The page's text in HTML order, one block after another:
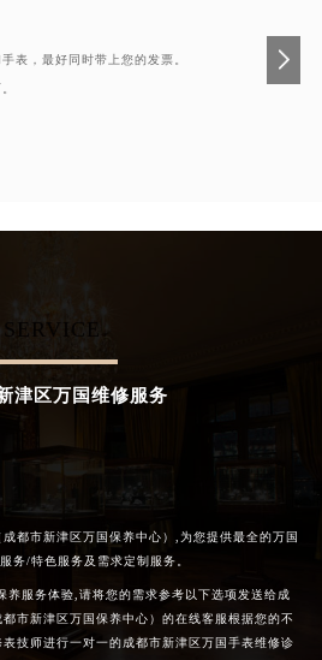
表，最好同时带上您的发票。
SERVICE
津区万国维修服务
都市新津区万国保养中心）,为您提供最全的万国
务/特色服务及需求定制服务。
养服务体验,请将您的需求参考以下选项发送给成
市新津区万国保养中心）的在线客服根据您的不
技师进行一对一的成都市新津区万国手表维修诊